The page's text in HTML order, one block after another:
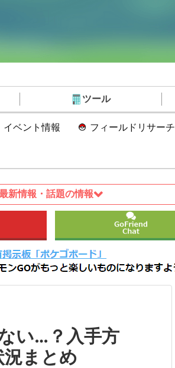
ツール
イベント情報 フィールドリサーチ
新情報・話題の情報
い…？入手方
まとめ